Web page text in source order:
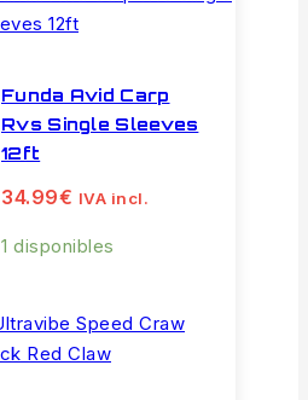
Funda Avid Carp
Rvs Single Sleeves
12ft
34.99€ IVA incl.
1 disponibles